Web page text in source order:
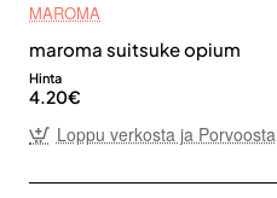
MAROMA
maroma suitsuke opium
Hinta
4.20€
Loppu verkosta ja Porvoosta